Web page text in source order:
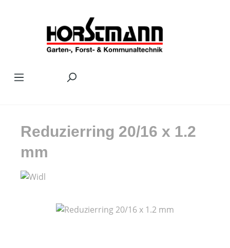
Reduzierring 20/16 x 1.2
mm
Bildergalerie überspringen